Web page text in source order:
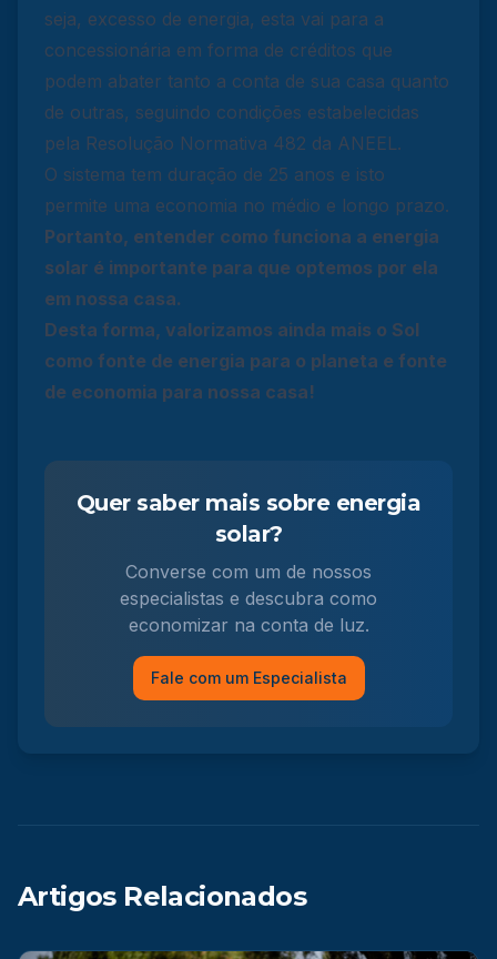
seja, excesso de energia, esta vai para a
concessionária em forma de créditos que
podem abater tanto a conta de sua casa quanto
de outras, seguindo condições estabelecidas
pela Resolução Normativa 482 da ANEEL.
O sistema tem duração de 25 anos e isto
permite uma economia no médio e longo prazo.
Portanto, entender como funciona a energia
solar é importante para que optemos por ela
em nossa casa.
Desta forma, valorizamos ainda mais o Sol
como fonte de energia para o planeta e fonte
de economia para nossa casa!
Quer saber mais sobre energia
solar?
Converse com um de nossos
especialistas e descubra como
economizar na conta de luz.
Fale com um Especialista
Artigos Relacionados